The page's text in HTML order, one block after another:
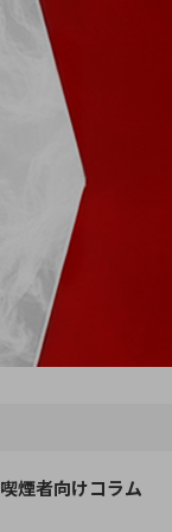
喫煙者向けコラム